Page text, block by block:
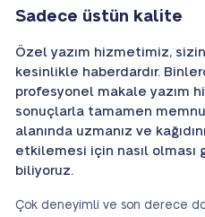
Sadece üstün kalite
Özel yazım hizmetimiz,
kesinlikle haberdardır.
profesyonel makale yazım
sonuçlarla tamamen
alanında uzmanız ve
etkilemesi için nasıl
biliyoruz.
Çok deneyimli ve son derece